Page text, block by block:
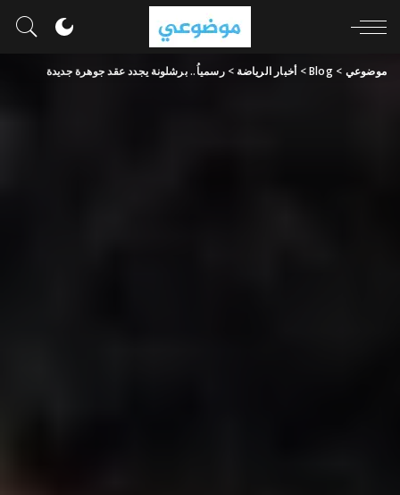
موضوعي >
Blog
> أخبار الرياضة >رسمياُ.. برشلونة يجدد عقد جوهرة جديدة